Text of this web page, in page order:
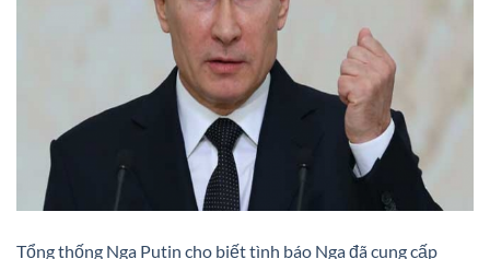
Tổng thống Nga Putin cho biết tình báo Nga đã cung cấp